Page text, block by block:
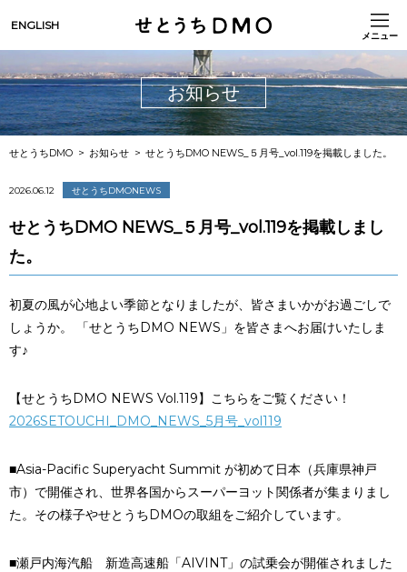
ENGLISH
メニュー
お知らせ
せとうちDMO お知らせ せとうちDMO NEWS_５月号_vol.119を掲載しました。
2026.06.12 せとうちDMONEWS
せとうちDMO NEWS_５月号_vol.119を掲載しまし
た。
初夏の風が心地よい季節となりましたが、皆さまいかがお過ごしで
しょうか。 「せとうちDMO NEWS」を皆さまへお届けいたしま
す♪
【せとうちDMO NEWS Vol.119】こちらをご覧ください！
2026SETOUCHI_DMO_NEWS_5月号_vol119
■Asia-Pacific Superyacht Summit が初めて日本（兵庫県神戸
市）で開催され、世界各国からスーパーヨット関係者が集まりまし
た。その様子やせとうちDMOの取組をご紹介しています。
■瀬戸内海汽船 新造高速船「AIVINT」の試乗会が開催されました